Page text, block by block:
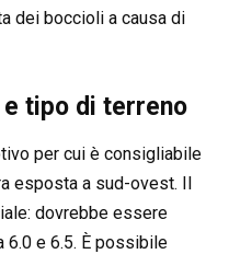
dei boccioli a causa di
tipo di terreno
per cui è consigliabile
esposta a sud-ovest. Il
dovrebbe essere
6.0 e 6.5. È possibile